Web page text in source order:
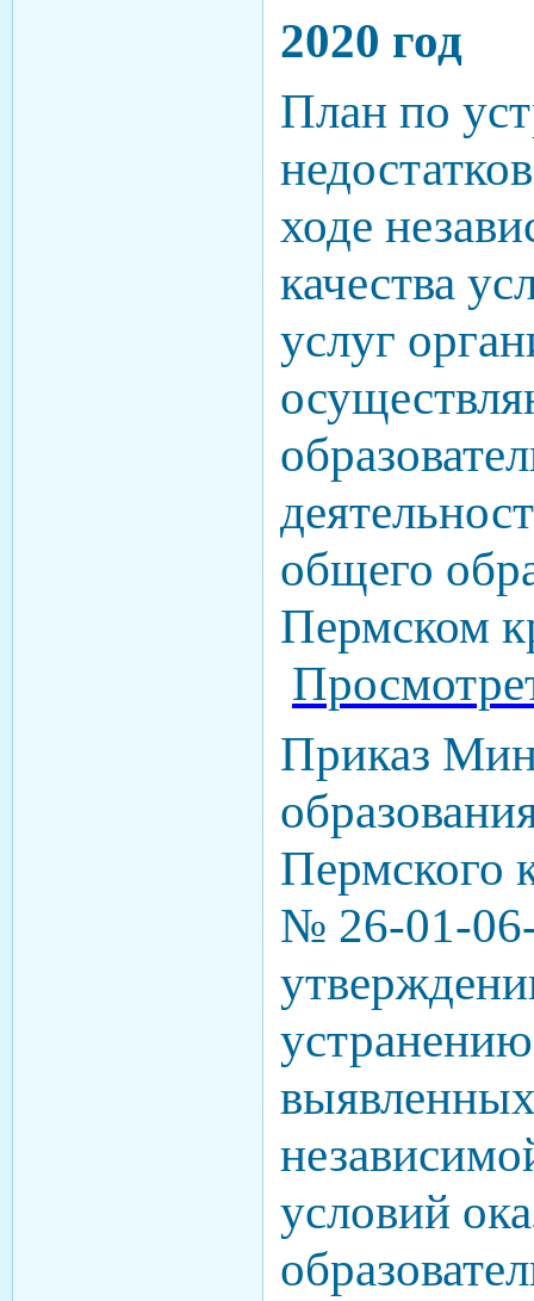
2020 год
План по
ходе
качества
услуг
общего
Пермском
Приказ
Пермского
№ 26-01-
условий